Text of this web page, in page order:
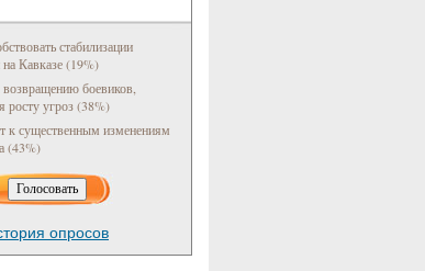
стабилизации
на Кавказе (19%)
боевиков,
росту угроз (38%)
к существенным изменениям
(43%)
опросов